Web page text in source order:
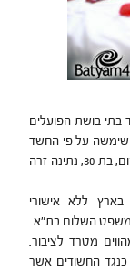
בתי בושת הפועלים
שימשה על פי החשד
להפעלת בית בושת. בדירה שהו באותו זמן מפעילת המקום, בת 30, נתינה זרה
ללא אישורי
משפט השלום בת"א.
מטרד לציבור.
החשודים אשר